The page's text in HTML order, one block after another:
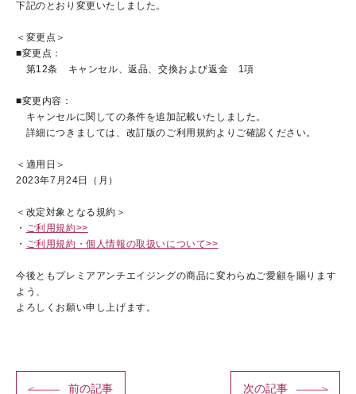
商品の使い方
ブランドコンセプト
ベストコスメ受賞歴
オールインワンの魅力
ギフトラッピングサービス
下記のとおり変更いたしました。
＜変更点＞
■変更点：
第12条 キャンセル、返品、交換および返金 1項
■変更内容：
キャンセルに関しての条件を追加記載いたしました。
詳細につきましては、改訂版のご利用規約よりご確認ください。
＜適用日＞
2023年7月24日（月）
＜改定対象となる規約＞
・ ご利用規約>>
・ ご利用規約・個人情報の取扱いについて>>
今後ともプレミアアンチエイジングの商品に変わらぬご愛顧を賜ります
よう、
よろしくお願い申し上げます。
前の記事 次の記事